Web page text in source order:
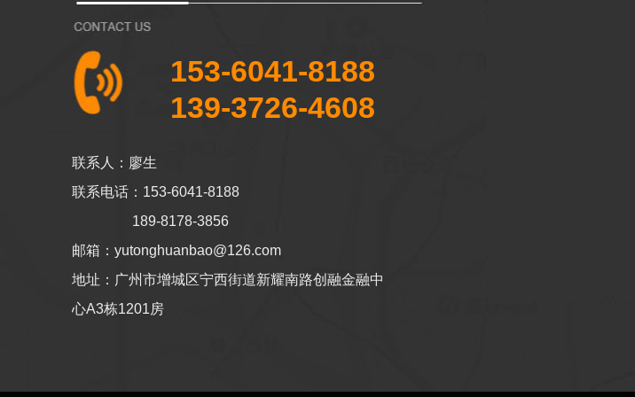
153-6041-8188
139-3726-4608
联系人：廖生
联系电话：153-6041-8188
189-8178-3856
邮箱：yutonghuanbao@126.com
地址：广州市增城区宁西街道新耀南路创融金融中
心A3栋1201房